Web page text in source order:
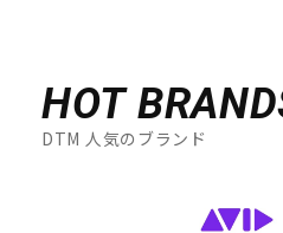
HOT
DTM 人気のブランド